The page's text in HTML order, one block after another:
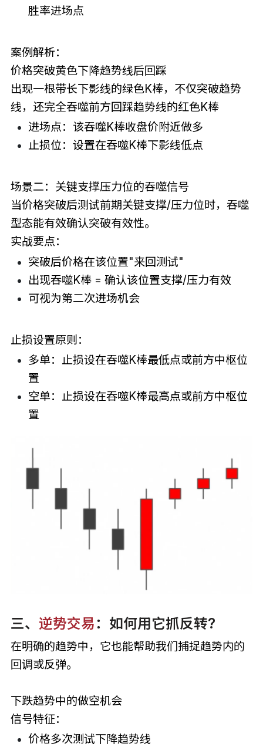
胜率进场点
案例解析：
价格突破黄色下降趋势线后回踩
出现一根带长下影线的绿色K棒，不仅突破趋势
线，还完全吞噬前方回踩趋势线的红色K棒
进场点：该吞噬K棒收盘价附近做多
止损位：设置在吞噬K棒下影线低点
场景二：关键支撑压力位的吞噬信号
当价格突破后测试前期关键支撑/压力位时，吞噬
型态能有效确认突破有效性。
实战要点：
突破后价格在该位置"来回测试"
出现吞噬K棒 = 确认该位置支撑/压力有效
可视为第二次进场机会
止损设置原则：
多单：止损设在吞噬K棒最低点或前方中枢位
置
空单：止损设在吞噬K棒最高点或前方中枢位
置
三、 逆势交易：如何用它抓反转?
在明确的趋势中，它也能帮助我们捕捉趋势内的
回调或反弹。
下跌趋势中的做空机会
信号特征：
价格多次测试下降趋势线